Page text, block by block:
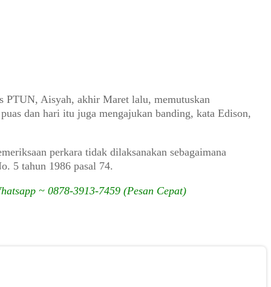
PTUN, Aisyah, akhir Maret lalu, memutuskan
dan hari itu juga mengajukan banding, kata Edison,
perkara tidak dilaksanakan sebagaimana
5 tahun 1986 pasal 74.
~ 0878-3913-7459 (Pesan Cepat)